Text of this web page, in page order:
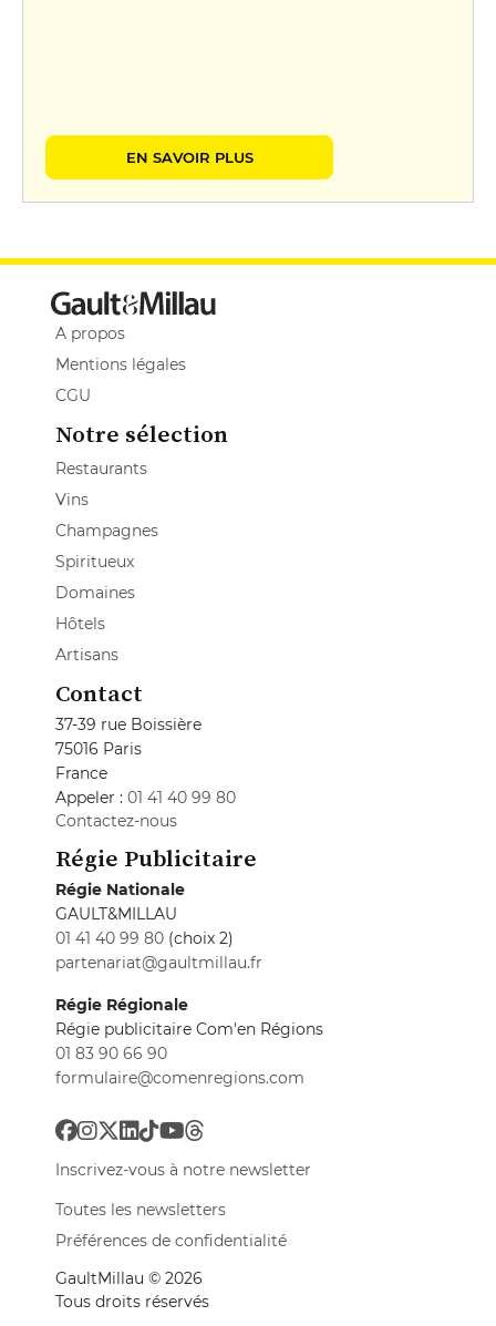
EN SAVOIR PLUS
A propos
Mentions légales
CGU
Notre sélection
Restaurants
Vins
Champagnes
Spiritueux
Domaines
Hôtels
Artisans
Contact
37-39 rue Boissière
75016 Paris
France
Appeler : 01 41 40 99 80
Contactez-nous
Régie Publicitaire
Régie Nationale
GAULT&MILLAU
01 41 40 99 80 (choix 2)
partenariat@gaultmillau.fr
Régie Régionale
Régie publicitaire Com'en Régions
01 83 90 66 90
formulaire@comenregions.com
Inscrivez-vous à notre newsletter
Toutes les newsletters
Préférences de confidentialité
GaultMillau © 2026
Tous droits réservés